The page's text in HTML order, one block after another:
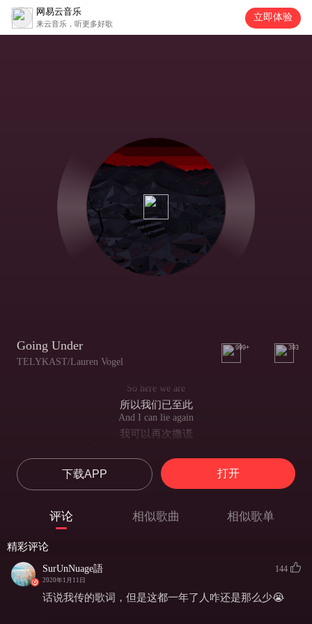
网易云音乐
来云音乐，听更多好歌
立即体验
Going Under
TELYKAST/Lauren Vogel
999+ 393
So here we are
所以我们已至此
And I can lie again
我可以再次撒谎
明知我不能再假装
I cant't keep up, I gotta let you in
我无法继续 我得让你走进
无可否认 我渴望于你
Think Imma drown
下载APP 打开
评论 相似歌曲 相似歌单
精彩评论
SurUnNuage語
2020年1月11日
144
话说我传的歌词，但是这都一年了人咋还是那么少😭